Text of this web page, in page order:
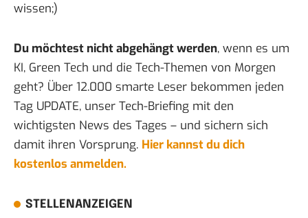
wissen;)
Du möchtest nicht abgehängt werden, wenn es um
KI, Green Tech und die Tech-Themen von Morgen
geht? Über 12.000 smarte Leser bekommen jeden
Tag UPDATE, unser Tech-Briefing mit den
wichtigsten News des Tages – und sichern sich
damit ihren Vorsprung. Hier kannst du dich
kostenlos anmelden.
STELLENANZEIGEN